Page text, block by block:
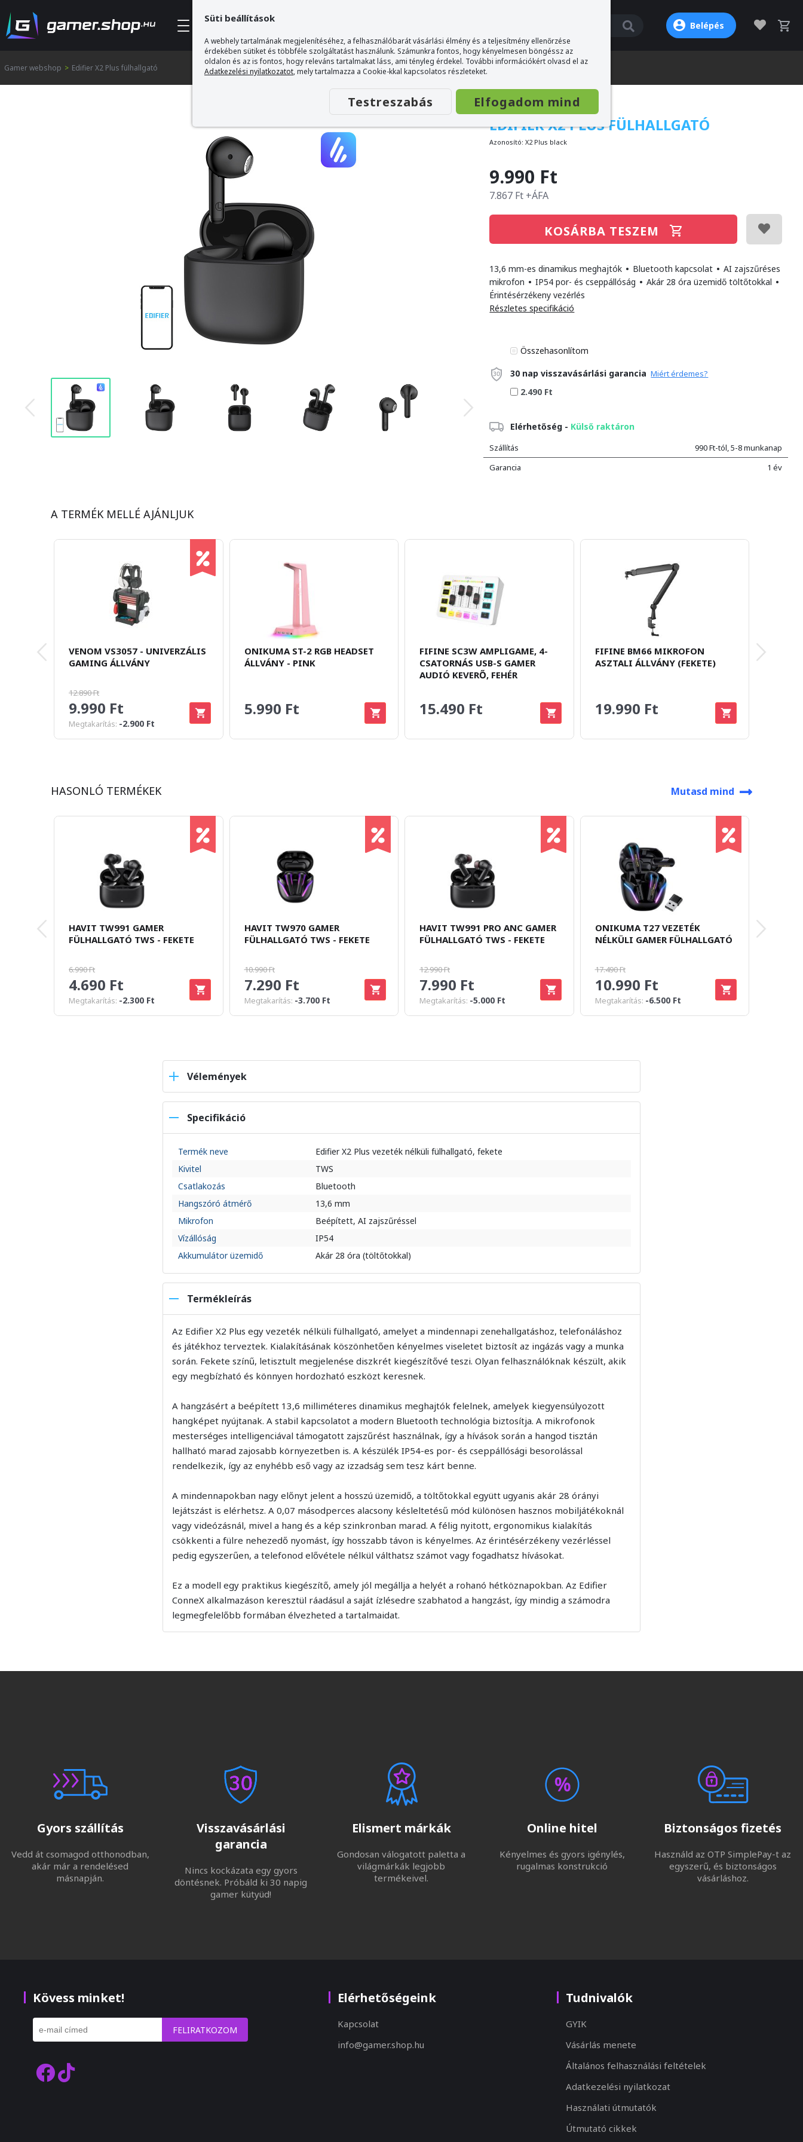
Belépés
Kategóriák
Gamer webshop > Edifier X2 Plus fülhallgató
EDIFIER X2 PLUS FÜLHALLGATÓ
Azonosító:X2 Plus black
9.990 Ft
7.867 Ft +ÁFA
KOSÁRBA TESZEM
13,6 mm-es dinamikus meghajtók • Bluetooth kapcsolat • AI zajszűréses
mikrofon • IP54 por- és cseppállóság • Akár 28 óra üzemidő töltőtokkal •
Érintésérzékeny vezérlés
Részletes specifikáció
Összehasonlítom
30 nap visszavásárlási garancia Miért érdemes?
2.490 Ft
Elérhetőség - Külső raktáron
Szállítás
990 Ft-tól, 5-8 munkanap
Garancia
1 év
A TERMÉK MELLÉ AJÁNLJUK
VENOM VS3057 - UNIVERZÁLIS
GAMING ÁLLVÁNY
12.890 Ft
9.990 Ft
Megtakarítás: -2.900 Ft
ONIKUMA ST-2 RGB HEADSET
ÁLLVÁNY - PINK
5.990 Ft
FIFINE SC3W AMPLIGAME, 4-
CSATORNÁS USB-S GAMER
AUDIÓ KEVERŐ, FEHÉR
15.490 Ft
FIFINE BM66 MIKROFON
ASZTALI ÁLLVÁNY (FEKETE)
19.990 Ft
HASONLÓ TERMÉKEK Mutasd mind
HAVIT TW991 GAMER
FÜLHALLGATÓ TWS - FEKETE
6.990 Ft
4.690 Ft
Megtakarítás: -2.300 Ft
HAVIT TW970 GAMER
FÜLHALLGATÓ TWS - FEKETE
10.990 Ft
7.290 Ft
Megtakarítás: -3.700 Ft
HAVIT TW991 PRO ANC GAMER
FÜLHALLGATÓ TWS - FEKETE
12.990 Ft
7.990 Ft
Megtakarítás: -5.000 Ft
ONIKUMA T27 VEZETÉK
NÉLKÜLI GAMER FÜLHALLGATÓ
17.490 Ft
10.990 Ft
Megtakarítás: -6.500 Ft
Vélemények
Specifikáció
Termék neve
Edifier X2 Plus vezeték nélküli fülhallgató, fekete
Kivitel
TWS
Csatlakozás
Bluetooth
Hangszóró átmérő
13,6 mm
Mikrofon
Beépített, AI zajszűréssel
Vízállóság
IP54
Akkumulátor üzemidő
Akár 28 óra (töltőtokkal)
Termékleírás
Az Edifier X2 Plus egy vezeték nélküli fülhallgató, amelyet a mindennapi zenehallgatáshoz, telefonáláshoz
és játékhoz terveztek. Kialakításának köszönhetően kényelmes viseletet biztosít az ingázás vagy a munka
során. Fekete színű, letisztult megjelenése diszkrét kiegészítővé teszi. Olyan felhasználóknak készült, akik
egy megbízható és könnyen hordozható eszközt keresnek.
A hangzásért a beépített 13,6 milliméteres dinamikus meghajtók felelnek, amelyek kiegyensúlyozott
hangképet nyújtanak. A stabil kapcsolatot a modern Bluetooth technológia biztosítja. A mikrofonok
mesterséges intelligenciával támogatott zajszűrést használnak, így a hívások során a hangod tisztán
hallható marad zajosabb környezetben is. A készülék IP54-es por- és cseppállósági besorolással
rendelkezik, így az enyhébb eső vagy az izzadság sem tesz kárt benne.
A mindennapokban nagy előnyt jelent a hosszú üzemidő, a töltőtokkal együtt ugyanis akár 28 órányi
lejátszást is elérhetsz. A 0,07 másodperces alacsony késleltetésű mód különösen hasznos mobiljátékoknál
vagy videózásnál, mivel a hang és a kép szinkronban marad. A félig nyitott, ergonomikus kialakítás
csökkenti a fülre nehezedő nyomást, így hosszabb távon is kényelmes. Az érintésérzékeny vezérléssel
pedig egyszerűen, a telefonod elővétele nélkül válthatsz számot vagy fogadhatsz hívásokat.
Ez a modell egy praktikus kiegészítő, amely jól megállja a helyét a rohanó hétköznapokban. Az Edifier
ConneX alkalmazáson keresztül ráadásul a saját ízlésedre szabhatod a hangzást, így mindig a számodra
legmegfelelőbb formában élvezheted a tartalmaidat.
Gyors szállítás
Vedd át csomagod otthonodban,
akár már a rendelésed
másnapján.
Visszavásárlási
garancia
Nincs kockázata egy gyors
döntésnek. Próbáld ki 30 napig
gamer kütyüd!
Elismert márkák
Gondosan válogatott paletta a
világmárkák legjobb
termékeivel.
Online hitel
Kényelmes és gyors igénylés,
rugalmas konstrukció
Biztonságos fizetés
Használd az OTP SimplePay-t az
egyszerű, és biztonságos
vásárláshoz.
Kövess minket!
FELIRATKOZOM
Elérhetőségeink
Kapcsolat
info@gamer.shop.hu
Tudnivalók
GYIK
Vásárlás menete
Általános felhasználási feltételek
Adatkezelési nyilatkozat
Használati útmutatók
Útmutató cikkek
Süti beállítások
A webhely tartalmának megjelenítéséhez, a felhasználóbarát vásárlási élmény és a teljesítmény ellenőrzése
érdekében sütiket és többféle szolgáltatást használunk. Számunkra fontos, hogy kényelmesen böngéssz az
oldalon és az is fontos, hogy releváns tartalmakat láss, ami tényleg érdekel. További információkért olvasd el az
Adatkezelési nyilatkozatot, mely tartalmazza a Cookie-kkal kapcsolatos részleteket.
Testreszabás Elfogadom mind